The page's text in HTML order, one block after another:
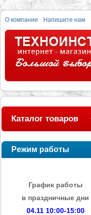
О компании Напишите нам
Каталог товаров
Режим работы
График работы
в праздничные дни
04.11 10:00-15:00